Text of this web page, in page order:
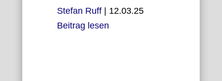
Stefan Ruff
12.03.25
Beitrag lesen